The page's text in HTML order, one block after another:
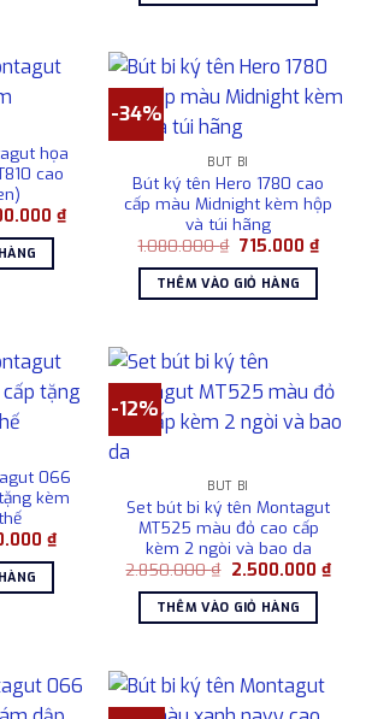
họa
cao
₫.
₫Giá
hiện
1.800.000 ₫.
-34%
BÚT BI
Bút ký tên Hero 1780 cao
cấp màu Midnight kèm hộp
và túi hãng
1.080.000₫ Giá
là:
1.080.000 ₫.
715.000 ₫Giá
hiện
THÊM VÀO GIỎ HÀNG
066
kèm
₫.
₫Giá
-12%
BÚT BI
Set bút bi ký tên Montagut
MT525 màu đỏ cao cấp
kèm 2 ngòi và bao da
2.850.000₫ Giá
là:
2.850.000 ₫.
2.500.000 ₫Giá
THÊM VÀO GIỎ HÀNG